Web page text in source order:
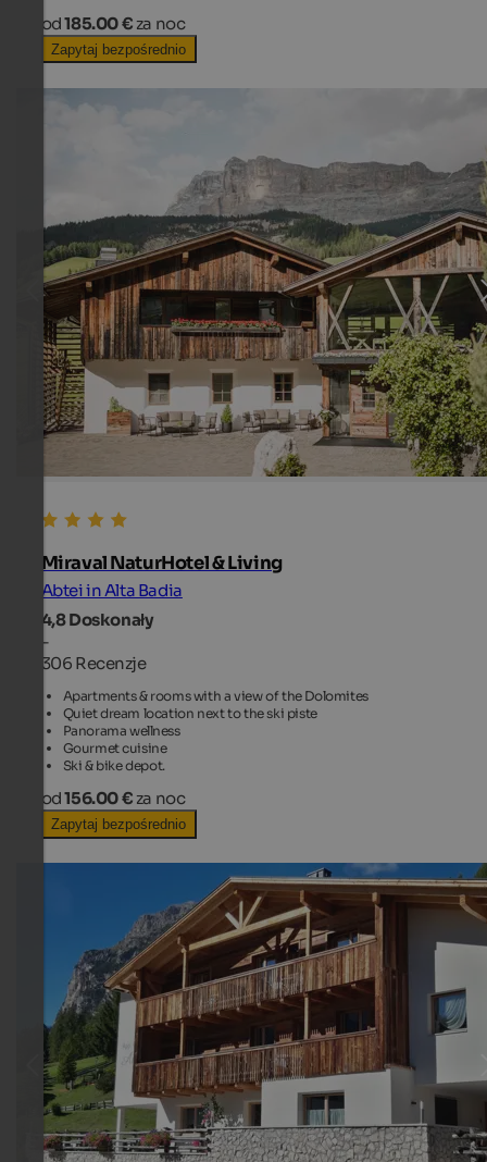
od185.00 € za noc
Zapytaj bezpośrednio
Miraval NaturHotel & Living
Abtei in Alta Badia
4,8Doskonały
-
306 Recenzje
Apartments & rooms with a view of the Dolomites
Quiet dream location next to the ski piste
Panorama wellness
Gourmet cuisine
Ski & bike depot.
od156.00 € za noc
Zapytaj bezpośrednio